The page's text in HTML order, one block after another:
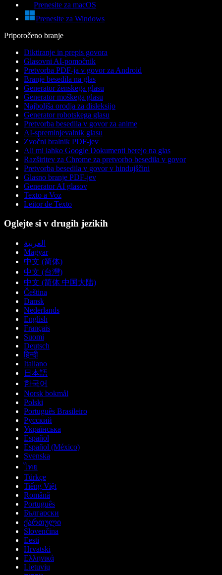
Prenesite za macOS
Prenesite za Windows
Priporočeno branje
Diktiranje in prepis govora
Glasovni AI-pomočnik
Pretvorba PDF-ja v govor za Android
Branje besedila na glas
Generator ženskega glasu
Generator moškega glasu
Najboljša orodja za disleksijo
Generator robotskega glasu
Pretvorba besedila v govor za anime
AI-spreminjevalnik glasu
Zvočni bralnik PDF-jev
Ali mi lahko Google Dokumenti berejo na glas
Razširitev za Chrome za pretvorbo besedila v govor
Pretvorba besedila v govor v hindujščini
Glasno branje PDF-jev
Generator AI glasov
Texto a Voz
Leitor de Texto
Oglejte si v drugih jezikih
العربية
Magyar
中文 (简体)
中文 (台灣)
中文 (简体 中国大陆)
Čeština
Dansk
Nederlands
English
Français
Suomi
Deutsch
हिन्दी
Italiano
日本語
한국어
Norsk bokmål
Polski
Português Brasileiro
Русский
Українська
Español
Español (México)
Svenska
ไทย
Türkçe
Tiếng Việt
Română
Português
Български
ქართული
Slovenčina
Eesti
Hrvatski
Ελληνικά
Lietuvių